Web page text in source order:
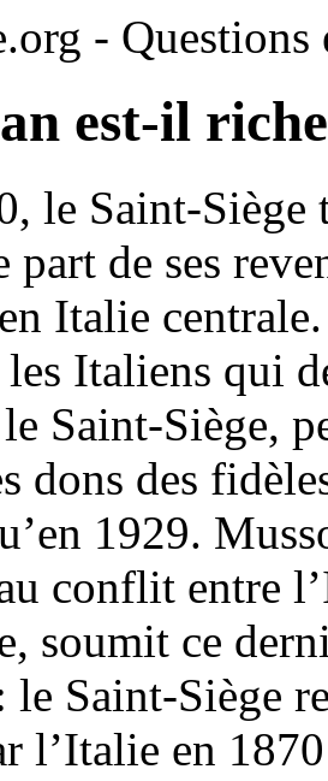
- Questions
est-il
le Saint-Siège
part de ses
Italie
Italiens qui
Saint-Siège,
dons des
1929.
conflit entre
soumit ce
le Saint-Siège
l’Italie en